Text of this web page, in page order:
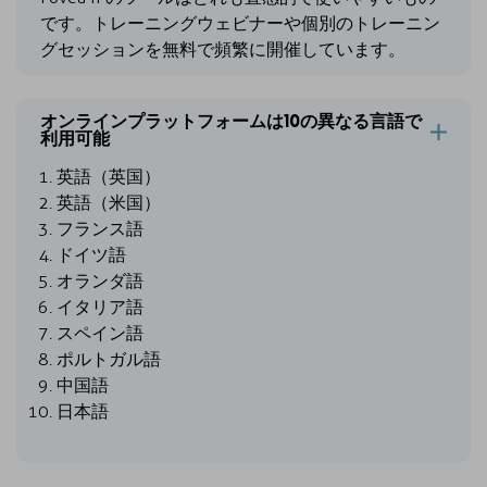
です。トレーニングウェビナーや個別のトレーニン
グセッションを無料で頻繁に開催しています。
オンラインプラットフォームは10の異なる言語で
利用可能
英語（英国）
英語（米国）
フランス語
ドイツ語
オランダ語
イタリア語
スペイン語
ポルトガル語
中国語
日本語